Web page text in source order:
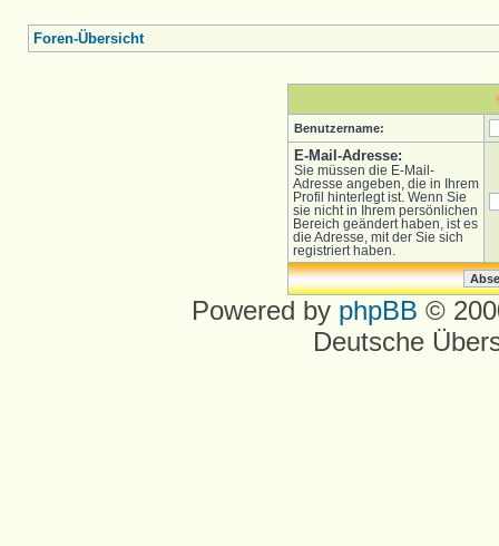
Foren-Übersicht
Benutzername:
E-Mail-Adresse:
Sie müssen die E-Mail-
Adresse angeben, die in Ihrem
Profil hinterlegt ist. Wenn Sie
sie nicht in Ihrem persönlichen
Bereich geändert haben, ist es
die Adresse, mit der Sie sich
registriert haben.
Powered by phpBB ©
Deutsche